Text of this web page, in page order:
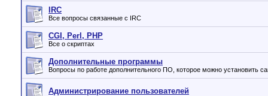
IRC
Все вопросы связанные с IRC
CGI, Perl, PHP
Все о скриптах
Дополнительные программы
Вопросы по работе дополнительного ПО, которое можно установить
Администрирование пользователей